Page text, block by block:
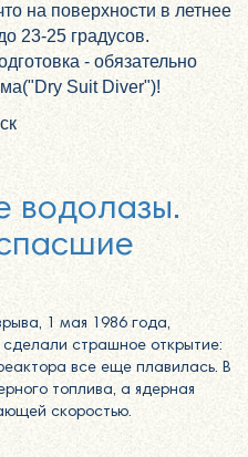
на поверхности в летнее
23-25 градусов.
- обязательно
Suit Diver")!
водолазы.
1 мая 1986 года,
страшное открытие:
все еще плавилась. В
топлива, а ядерная
скоростью.